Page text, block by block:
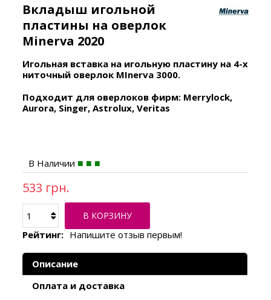
Вкладыш игольной
пластины на оверлок
Minerva 2020
Игольная вставка на игольную пластину на 4-х
ниточный оверлок MInerva 3000.
Подходит для оверлоков фирм: Merrylock,
Aurora, Singer, Astrolux, Veritas
В Наличии
533 грн.
В КОРЗИНУ
Рейтинг: Напишите отзыв первым!
Описание
Оплата и доставка